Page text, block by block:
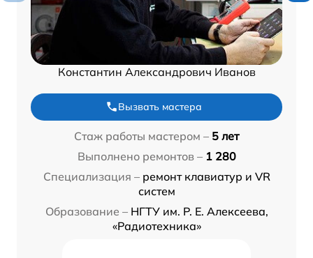
Константин Александрович Иванов
Вызвать мастера
Стаж работы мастером – 5 лет
Выполнено ремонтов – 1 280
Специализация – ремонт клавиатур и VR
систем
Образование – НГТУ им. Р. Е. Алексеева,
«Радиотехника»